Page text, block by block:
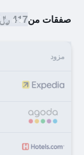
صفقات من417 ﷼
مزود